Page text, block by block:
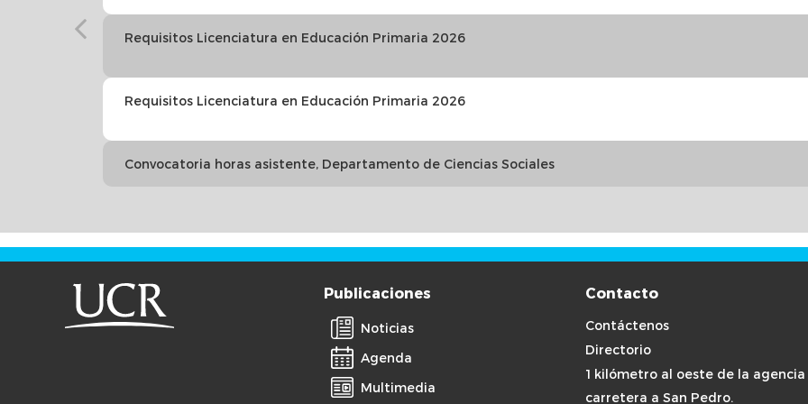
Requisitos Licenciatura en Educación Primaria 2026
Requisitos Licenciatura en Educación Primaria 2026
Convocatoria horas asistente, Departamento de Ciencias Sociales
Publicaciones
Noticias
Agenda
Multimedia
Contacto
Contáctenos
Directorio
1 kilómetro al oeste de la
carretera a San Pedro.